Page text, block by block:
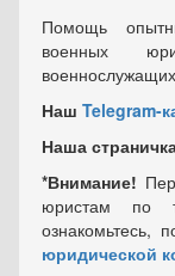
Помощь
военных
Наш Telegram-
Наша
*Внимание!
юристам по
ознакомьтесь,
юридической